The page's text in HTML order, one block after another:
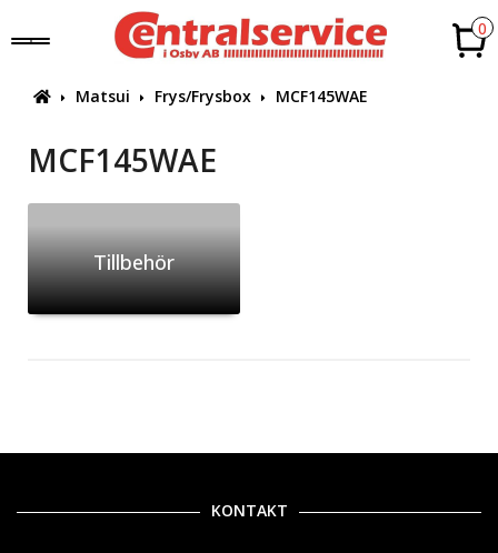
0
Matsui Frys/Frysbox MCF145WAE
MCF145WAE
Tillbehör
KONTAKT